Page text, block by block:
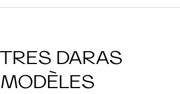
DARAS
MODÈLES